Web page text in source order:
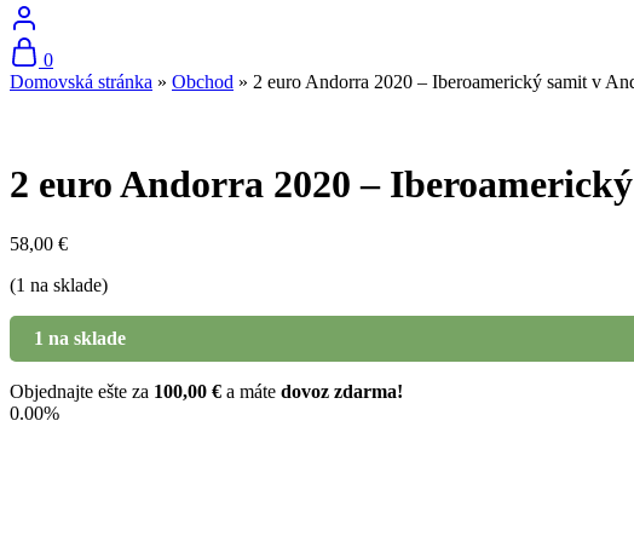
0
Domovská stránka » Obchod » 2 euro Andorra 2020 – Iberoamerický samit v
2 euro Andorra 2020 –
58,00 €
(1 na sklade)
1 na sklade
Objednajte ešte za 100,00 € a máte dovoz zdarma!
0.00%